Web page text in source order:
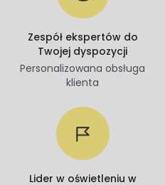
Zespół ekspertów do
Twojej dyspozycji
Personalizowana obsługa
klienta
Lider w oświetleniu w